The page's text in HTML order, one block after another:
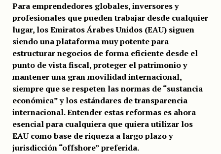
Para emprendedores globales, inversores y
profesionales que pueden trabajar desde cualquier
lugar, los Emiratos Árabes Unidos (EAU) siguen
siendo una plataforma muy potente para
estructurar negocios de forma eficiente desde el
punto de vista fiscal, proteger el patrimonio y
mantener una gran movilidad internacional,
siempre que se respeten las normas de “sustancia
económica” y los estándares de transparencia
internacional. Entender estas reformas es ahora
esencial para cualquiera que quiera utilizar los
EAU como base de riqueza a largo plazo y
jurisdicción “offshore” preferida.